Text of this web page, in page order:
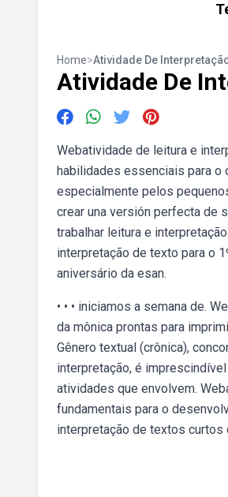
Home>Atividade De
Atividade De
Webatividade de leitura e
habilidades essenciais para o
especialmente pelos
crear una versión perfecta de
trabalhar leitura e
interpretação de texto para o
aniversário da esan.
• • • iniciamos a semana de.
da mônica prontas para
Gênero textual (crônica),
interpretação, é
atividades que envolvem.
fundamentais para o
interpretação de textos curtos